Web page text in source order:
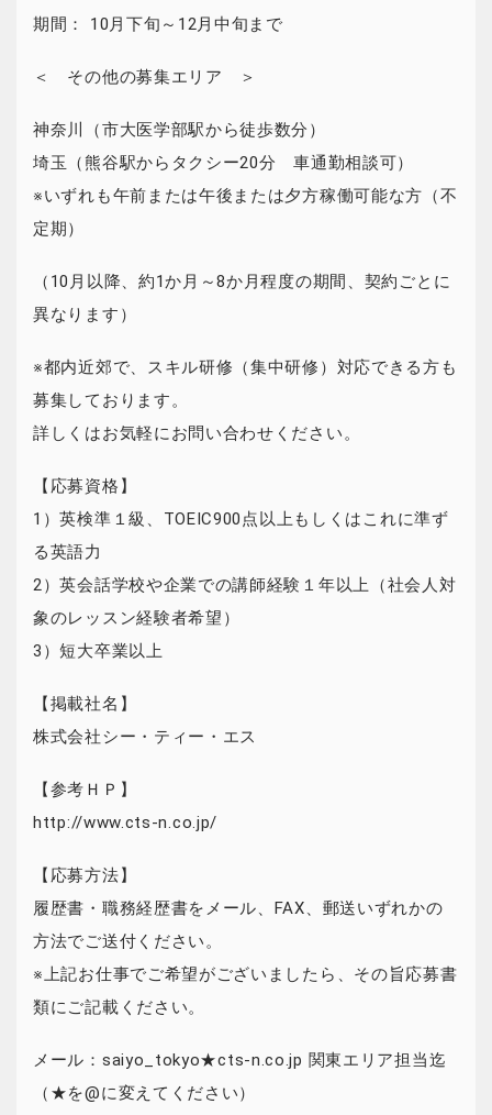
期間： 10月下旬～12月中旬まで
＜ その他の募集エリア ＞
神奈川（市大医学部駅から徒歩数分）
埼玉（熊谷駅からタクシー20分 車通勤相談可）
※いずれも午前または午後または夕方稼働可能な方（不
定期）
（10月以降、約1か月～8か月程度の期間、契約ごとに
異なります）
※都内近郊で、スキル研修（集中研修）対応できる方も
募集しております。
詳しくはお気軽にお問い合わせください。
【応募資格】
1）英検準１級、TOEIC900点以上もしくはこれに準ず
る英語力
2）英会話学校や企業での講師経験１年以上（社会人対
象のレッスン経験者希望）
3）短大卒業以上
【掲載社名】
株式会社シー・ティー・エス
【参考ＨＰ】
http://www.cts-n.co.jp/
【応募方法】
履歴書・職務経歴書をメール、FAX、郵送いずれかの
方法でご送付ください。
※上記お仕事でご希望がございましたら、その旨応募書
類にご記載ください。
メール：saiyo_tokyo★cts-n.co.jp 関東エリア担当迄
（★を@に変えてください）